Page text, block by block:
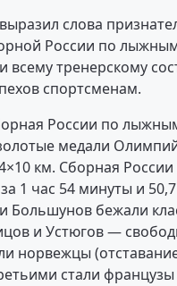
слова
России по
всему тренерскому
спортсменам.
России по
медали
км. Сборная
1 час 54 минуты и
Большунов бежали
и Устюгов —
норвежцы
стали французы